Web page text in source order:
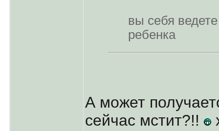
вы себя
ребенка
А может
сейчас мстит?!!